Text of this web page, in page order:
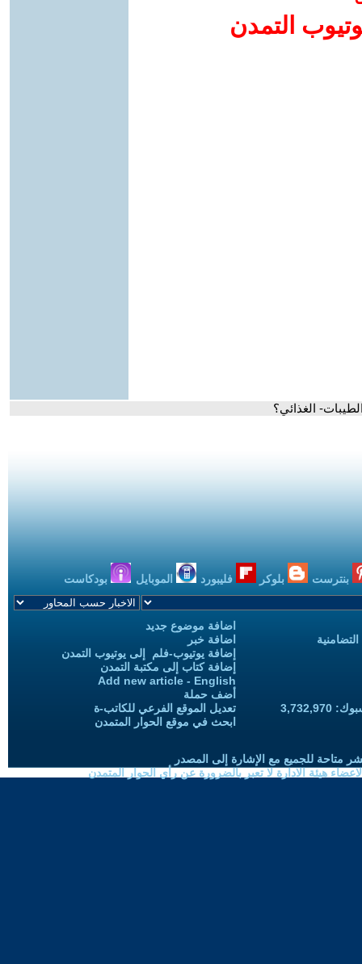
التمدن
الغذائي؟
بنترست بلوكر فليبورد الموبايل بودكاست
اضافة موضوع جديد
اضافة خبر
إضافة يوتيوب-فلم إلى يوتيوب التمدن
إضافة كتاب إلى مكتبة التمدن
Add new article - English
أضف حملة
تعديل الموقع الفرعي للكاتب-ة
ابحث في موقع الحوار المتمدن
متاحة للجميع مع الإشارة إلى المصدر
هيئة الادارة لا تعبر بالضرورة عن رأي الحوار المتمدن